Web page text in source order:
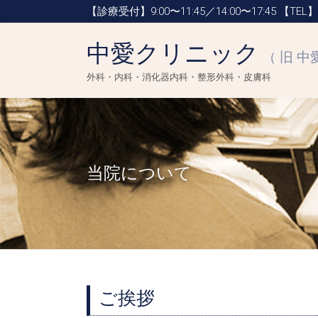
【診療受付】9:00〜11:45／14:00〜17:45 【TEL
中愛クリニック （ 旧
外科・内科・消化器内科・整形外科・皮膚科
当院について
ご挨拶